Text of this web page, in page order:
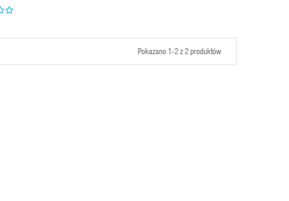
Pokazano 1-2 z 2 produktów